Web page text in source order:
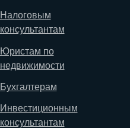
Налоговым
консультантам
Инвестиционным
консультантам
Бухгалтерам
Юристам по
недвижимости